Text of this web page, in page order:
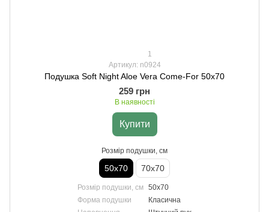
1
Артикул: n0924
Подушка Soft Night Aloe Vera Come-For 50х70
259 грн
В наявності
Купити
Розмір подушки, см
50х70 70х70
Розмір подушки, см 50х70
Форма подушки
Класична